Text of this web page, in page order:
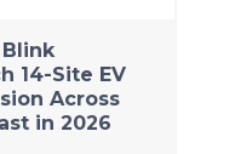
14-Site EV
Across
in 2026